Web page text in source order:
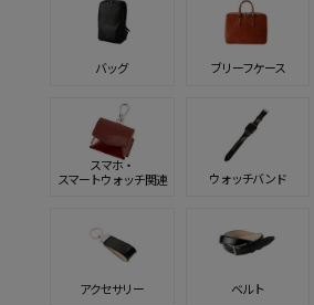
バッグ ブリーフケース
スマホ・
スマートウォッチ関連
ウォッチバンド
アクセサリー ベルト